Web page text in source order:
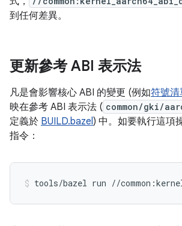
到任何差異。
更新參考 ABI 表示法
凡是會影響核心 ABI 的變更 (例如符號
映在參考 ABI 表示法 ( common/gki/
定義於 BUILD.bazel) 中。如要執行這項
指令：
tools/bazel run //